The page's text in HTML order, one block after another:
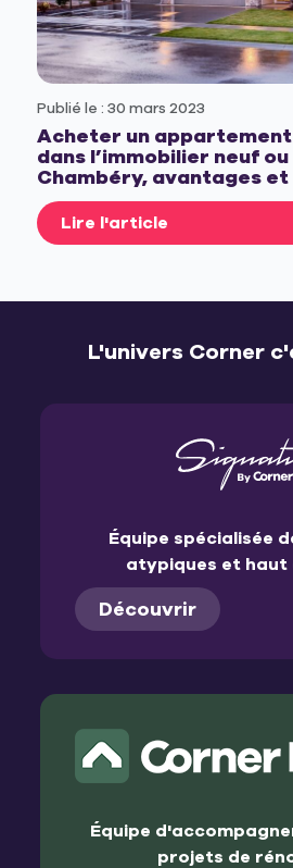
Publié le : 30 mars 2023
Acheter un appartement
dans l’immobilier neuf ou
Chambéry, avantages
Lire l'article
L'univers Corner
Équipe spécialisée
atypiques et haut
Découvrir
Équipe
projets de